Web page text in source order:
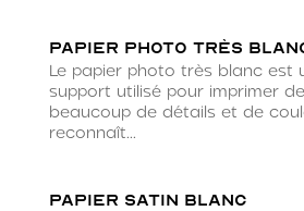
Papier photo très
Le papier photo très blanc est
support utilisé pour imprimer
beaucoup de détails et de
reconnaît...
Papier satin blanc